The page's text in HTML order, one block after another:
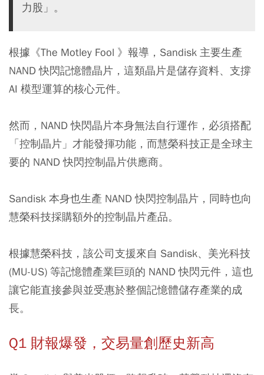
力股」。
根據《The Motley Fool 》報導，Sandisk 主要生產
NAND 快閃記憶體晶片，這類晶片是儲存資料、支撐
AI 模型運算的核心元件。
然而，NAND 快閃晶片本身無法自行運作，必須搭配
「控制晶片」才能發揮功能，而慧榮科技正是全球主
要的 NAND 快閃控制晶片供應商。
Sandisk 本身也生產 NAND 快閃控制晶片，同時也向
慧榮科技採購額外的控制晶片產品。
根據慧榮科技，該公司支援來自 Sandisk、美光科技
(MU-US) 等記憶體產業巨頭的 NAND 快閃元件，這也
讓它能直接參與並受惠於整個記憶體儲存產業的成
長。
Q1 財報爆發，交易量創歷史新高